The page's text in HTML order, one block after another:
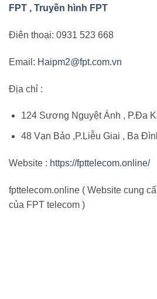
FPT , Truyền hình FPT
Điên thoại: 0931 523 668
Email: Haipm2@fpt.com.vn
Địa chỉ :
124 Sương Nguyệt Ánh , P.Đa
48 Vạn Bảo ,P.Liễu Giai , Ba
Website : https://fpttelecom.online/
fpttelecom.online ( Website cung
của FPT telecom )